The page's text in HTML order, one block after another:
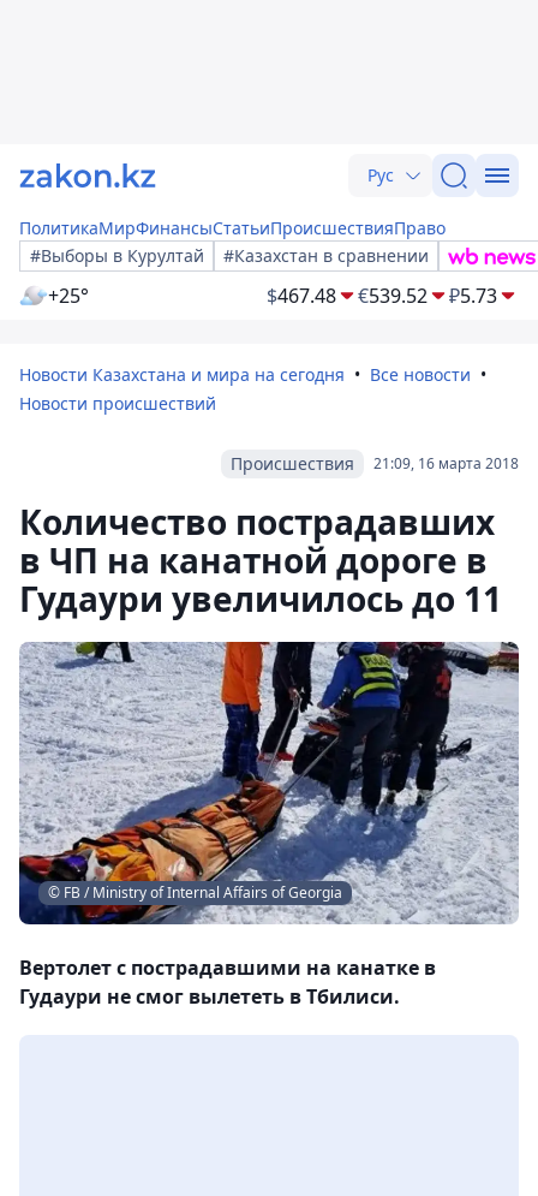
Рус
ПолитикаМирФинансыСтатьиПроисшествияПраво
#Выборы в Курултай
#Казахстан в сравнении
+25° $467.48 €539.52 ₽5.73
Новости Казахстана и мира на сегодня
Все новости
Новости происшествий
21:09, 16 марта 2018
Происшествия
Количество пострадавших
в ЧП на канатной дороге в
Гудаури увеличилось до 11
© FB / Ministry of Internal Affairs of Georgia
Вертолет с пострадавшими на канатке в
Гудаури не смог вылететь в Тбилиси.